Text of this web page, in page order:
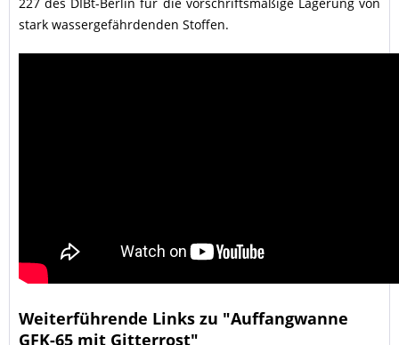
stark wassergefährdenden Stoffen.
Weiterführende Links zu "Auffangwanne
GFK-65 mit Gitterrost"